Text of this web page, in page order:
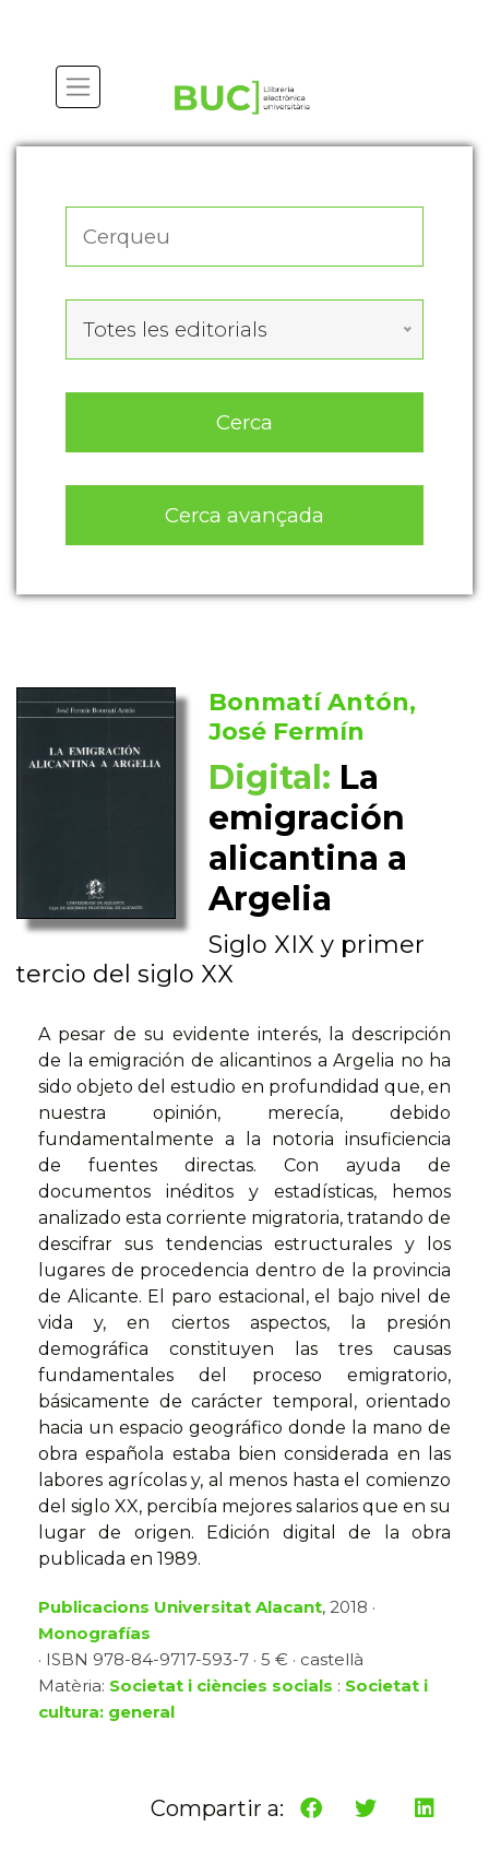
Totes les editorials
Cerca
Cerca avançada
Bonmatí Antón,
José Fermín
Digital: La
emigración
alicantina a
Argelia
Siglo XIX y primer
tercio del siglo XX
A pesar de su evidente interés, la descripción
de la emigración de alicantinos a Argelia no ha
sido objeto del estudio en profundidad que, en
nuestra opinión, merecía, debido
fundamentalmente a la notoria insuficiencia
de fuentes directas. Con ayuda de
documentos inéditos y estadísticas, hemos
analizado esta corriente migratoria, tratando de
descifrar sus tendencias estructurales y los
lugares de procedencia dentro de la provincia
de Alicante. El paro estacional, el bajo nivel de
vida y, en ciertos aspectos, la presión
demográfica constituyen las tres causas
fundamentales del proceso emigratorio,
básicamente de carácter temporal, orientado
hacia un espacio geográfico donde la mano de
obra española estaba bien considerada en las
labores agrícolas y, al menos hasta el comienzo
del siglo XX, percibía mejores salarios que en su
lugar de origen. Edición digital de la obra
publicada en 1989.
Publicacions Universitat Alacant, 2018 ·
Monografías
· ISBN 978-84-9717-593-7 · 5 € · castellà
Matèria: Societat i ciències socials : Societat i
cultura: general
Compartir a: